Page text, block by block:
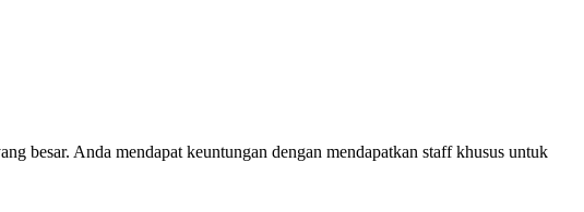
besar. Anda mendapat keuntungan dengan mendapatkan staff khusus untuk